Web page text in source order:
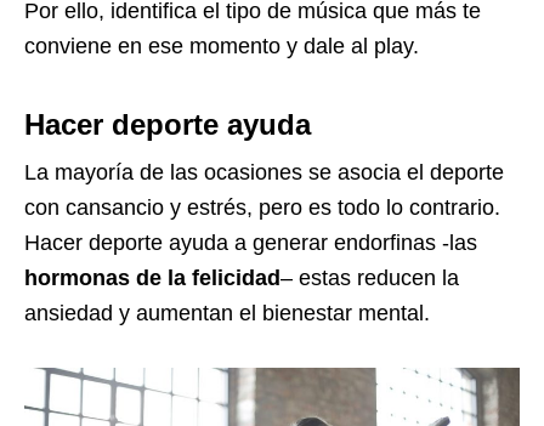
Por ello, identifica el tipo de música que más te
conviene en ese momento y dale al play.
Hacer deporte ayuda
La mayoría de las ocasiones se asocia el deporte
con cansancio y estrés, pero es todo lo contrario.
Hacer deporte ayuda a generar endorfinas -las
hormonas de la felicidad– estas reducen la
ansiedad y aumentan el bienestar mental.